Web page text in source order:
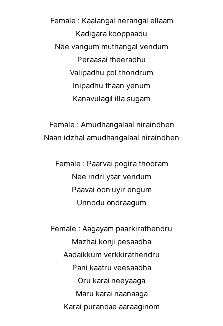
Female : Kaalangal nerangal ellaam
Kadigara kooppaadu
Nee vangum muthangal vendum
Peraasai theeradhu
Valipadhu pol thondrum
Inipadhu thaan yenum
Kanavulagil illa sugam
Female : Amudhangalaal niraindhen
Naan idzhal amudhangalaal niraindhen
Female : Paarvai pogira thooram
Nee indri yaar vendum
Paavai oon uyir engum
Unnodu ondraagum
Female : Aagayam paarkirathendru
Mazhai konji pesaadha
Aadaikkum verkkirathendru
Pani kaatru veesaadha
Oru karai neeyaaga
Maru karai naanaaga
Karai purandae aaraaginom